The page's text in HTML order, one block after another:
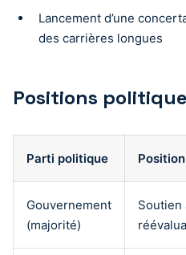
Lancement d’une
des carrières longues
Positions
Parti politique
Gouvernement
(majorité)
Soutien